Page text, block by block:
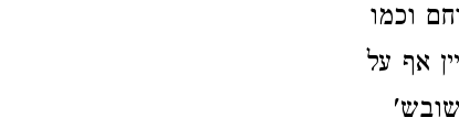
וכמו
אף על